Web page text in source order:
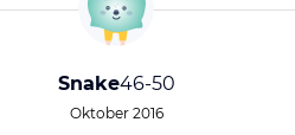
Snake46-50
Oktober 2016